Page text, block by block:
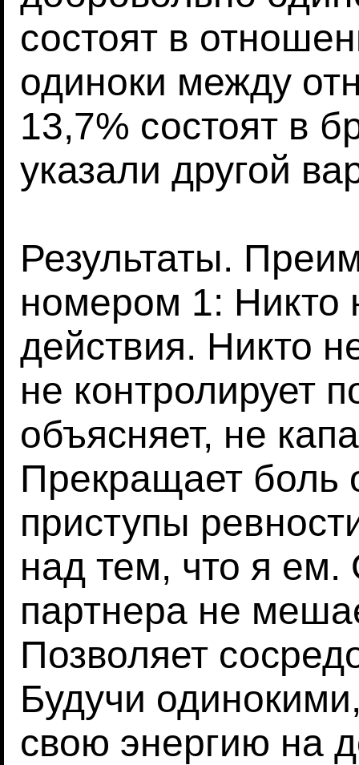
состоят в
одиноки между
13,7% состоят в
указали другой
Результаты.
номером 1: Никто
действия. Никто
не контролирует
объясняет, не
Прекращает боль
приступы
над тем, что я ем.
партнера не
Позволяет
Будучи
свою энергию на